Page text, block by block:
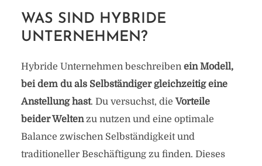
WAS SIND HYBRIDE
UNTERNEHMEN?
Hybride Unternehmen beschreiben ein Modell,
bei dem du als Selbständiger gleichzeitig eine
Anstellung hast. Du versuchst, dieVorteile
beider Weltenzu nutzen und eine optimale
Balance zwischen Selbständigkeit und
traditioneller Beschäftigung zu finden. Dieses